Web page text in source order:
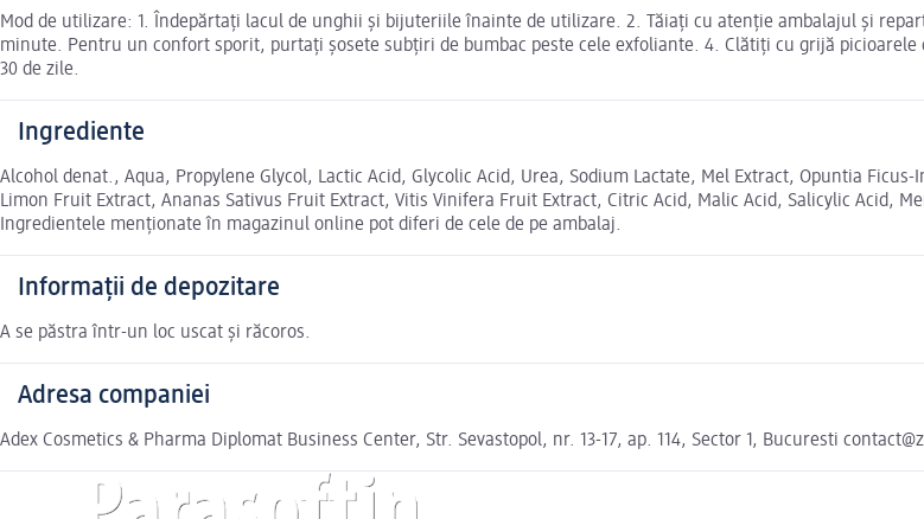
Mod de utilizare: 1. Îndepărtați lacul de unghii și bijuteriile înainte de utilizare. 2. Tăiați cu atenție ambalajul și
minute. Pentru un confort sporit, purtați șosete subțiri de bumbac peste cele exfoliante. 4. Clătiți cu grijă
30 de zile.
Ingrediente
Alcohol denat., Aqua, Propylene Glycol, Lactic Acid, Glycolic Acid, Urea, Sodium Lactate, Mel Extract, Opuntia
Limon Fruit Extract, Ananas Sativus Fruit Extract, Vitis Vinifera Fruit Extract, Citric Acid, Malic Acid, Salicylic Acid,
Ingredientele menționate în magazinul online pot diferi de cele de pe ambalaj.
Informații de depozitare
A se păstra într-un loc uscat și răcoros.
Adresa companiei
Adex Cosmetics & Pharma Diplomat Business Center, Str. Sevastopol, nr. 13-17, ap. 114, Sector 1, Bucuresti